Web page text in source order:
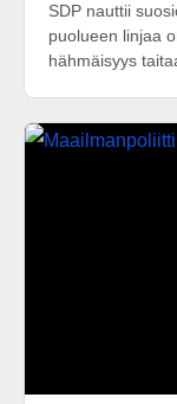
SDP nauttii
puolueen linjaa
hähmäisyys